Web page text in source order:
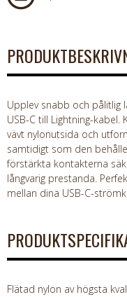
Upplev snabb och pålitlig
USB-C till Lightning-
vävt nylonutsida och
samtidigt som den
förstärkta kontakterna
långvarig prestanda.
mellan dina USB-C-
Flätad nylon av högsta